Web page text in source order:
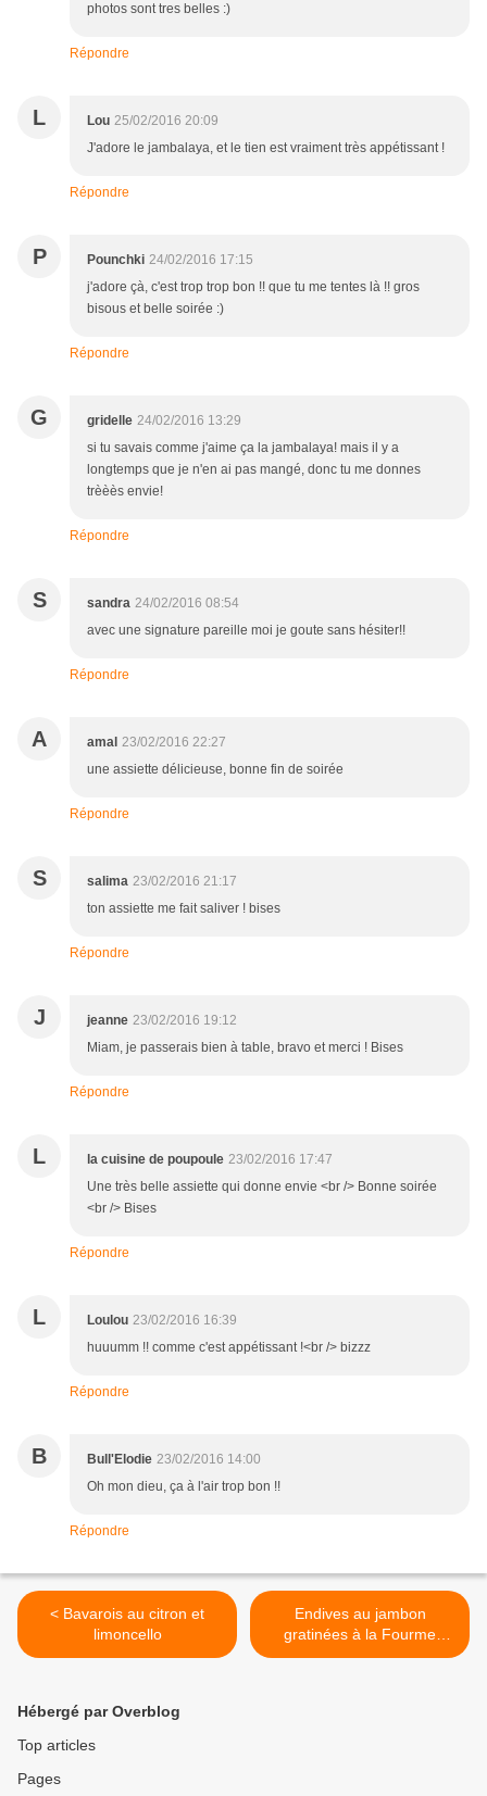
photos sont tres belles :)
Répondre
L Lou 25/02/2016 20:09
J'adore le jambalaya, et le tien est vraiment très appétissant !
Répondre
P Pounchki 24/02/2016 17:15
j'adore çà, c'est trop trop bon !! que tu me tentes là !! gros
bisous et belle soirée :)
Répondre
G gridelle 24/02/2016 13:29
si tu savais comme j'aime ça la jambalaya! mais il y a
longtemps que je n'en ai pas mangé, donc tu me donnes
trèèès envie!
Répondre
S sandra 24/02/2016 08:54
avec une signature pareille moi je goute sans hésiter!!
Répondre
A amal 23/02/2016 22:27
une assiette délicieuse, bonne fin de soirée
Répondre
S salima 23/02/2016 21:17
ton assiette me fait saliver ! bises
Répondre
J jeanne 23/02/2016 19:12
Miam, je passerais bien à table, bravo et merci ! Bises
Répondre
L la cuisine de poupoule 23/02/2016 17:47
Une très belle assiette qui donne envie <br /> Bonne soirée
<br /> Bises
Répondre
L Loulou 23/02/2016 16:39
huuumm !! comme c'est appétissant !<br /> bizzz
Répondre
B Bull'Elodie 23/02/2016 14:00
Oh mon dieu, ça à l'air trop bon !!
Répondre
< Bavarois au citron et
limoncello
Endives au jambon
gratinées à la Fourme
d'Ambert {cuisson basse
Hébergé par Overblog
Top articles
Pages